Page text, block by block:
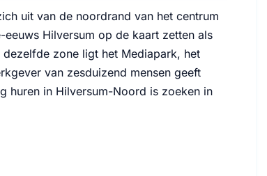
uit van de noordrand van het centrum
Hilversum op de kaart zetten als
zone ligt het Mediapark, het
van zesduizend mensen geeft
huren in Hilversum-Noord is zoeken in